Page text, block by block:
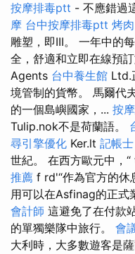
按摩排毒ptt - 不應錯過
摩 台中按摩排毒ptt 烤
雕塑，即III。 一年中的
全，舒適和立即在線預
Agents 台中養生館 Ltd.
境管制的貨幣。 馬爾代
的一個島嶼國家，... 按
Tulip.nok不是荷蘭語。
尋引擎優化 Ker.lt 記帳
世紀。 在西方歐元中，“
推薦 f rd'“作為官方的休
用可以在Asfinag的正式
會計師 這避免了在付款
的單獨樂隊中旅行。 會
大利時，大多數遊客是